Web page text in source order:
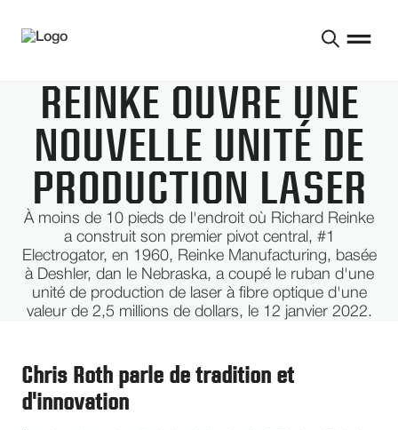
REINKE OUVRE UNE
NOUVELLE UNITÉ DE
PRODUCTION LASER
À moins de 10 pieds de l'endroit où Richard Reinke
a construit son premier pivot central, #1
Electrogator, en 1960, Reinke Manufacturing, basée
à Deshler, dan le Nebraska, a coupé le ruban d'une
unité de production de laser à fibre optique d'une
valeur de 2,5 millions de dollars, le 12 janvier 2022.
Chris Roth parle de tradition et
d'innovation